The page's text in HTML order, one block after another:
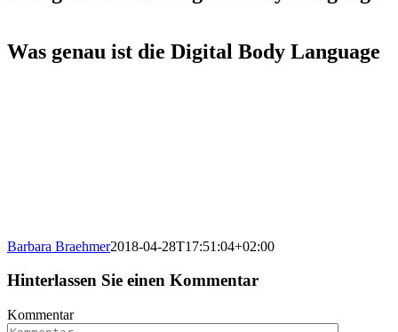
Was genau ist die Digital Body Language
Barbara Braehmer2018-04-28T17:51:04+02:00
Hinterlassen Sie einen Kommentar
Kommentar